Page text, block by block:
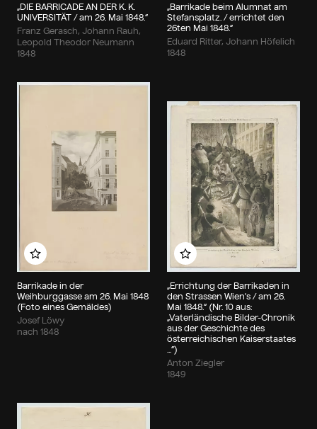
„DIE BARRICADE AN DER K. K.
UNIVERSITÄT / am 26. Mai 1848.“
Franz Gerasch, Johann Rauh,
Leopold Theodor Neumann
1848
„Barrikade beim Alumnat am
Stefansplatz. / errichtet den
26ten Mai 1848.“
Eduard Ritter, Johann Höfelich
1848
Barrikade in der
Weihburggasse am 26. Mai 1848
(Foto eines Gemäldes)
Josef Löwy
nach 1848
Zu meinem Album hinzufügen
„Errichtung der Barrikaden in
den Strassen Wien's / am 26.
Mai 1848.“ (Nr. 10 aus:
„Vaterländische Bilder-Chronik
aus der Geschichte des
österreichischen Kaiserstaates
...“)
Anton Ziegler
1849
Zu meinem Album